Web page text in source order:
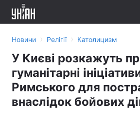
Новини › Релігії › Католицизм
У Києві розкажуть
гуманітарні
Римського для
внаслідок бойових